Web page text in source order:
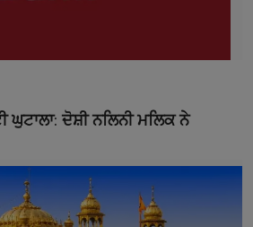
ਘੁਟਾਲਾ: ਦੋਸ਼ੀ ਨਲਿਨੀ ਮਲਿਕ ਨੇ